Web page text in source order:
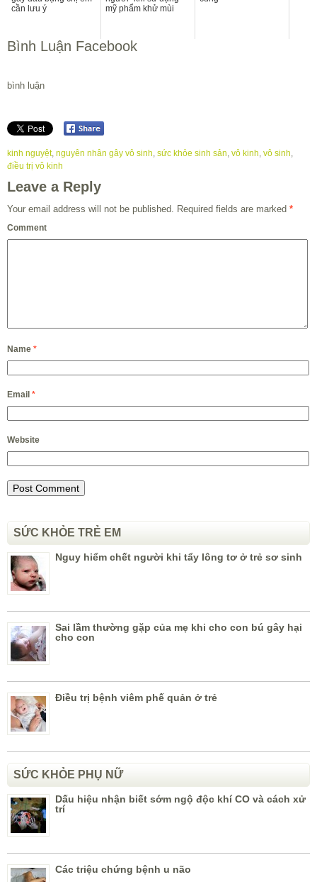
cần lưu ý
mỹ phẩm khử mùi
Bình Luận Facebook
bình luận
kinh nguyệt, nguyên nhân gây vô sinh sức khỏe sinh sản vô kinh vô sinh
điều trị vô kinh
Leave a Reply
Your email address will not be published. Required fields are marked *
Comment
Name *
Email *
Website
SỨC KHỎE TRẺ EM
Nguy hiểm chết người khi tẩy lông tơ ở trẻ sơ sinh
Sai lầm thường gặp của mẹ khi cho con bú gây hại
cho con
Điều trị bệnh viêm phế quản ở trẻ
SỨC KHỎE PHỤ NỮ
Dấu hiệu nhận biết sớm ngộ độc khí CO và cách xử
trí
Các triệu chứng bệnh u não